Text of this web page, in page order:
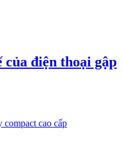
điện thoại gập